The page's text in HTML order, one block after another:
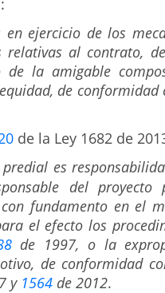
en ejercicio de los
relativas al contrato,
de la amigable
de
de la Ley 1682 de
es
del proyecto
fundamento en el
el efecto los
de 1997, o la
de conformidad
y 1564 de 2012.